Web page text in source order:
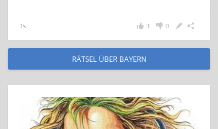
Ts 0
3
RÄTSEL ÜBER BAYERN